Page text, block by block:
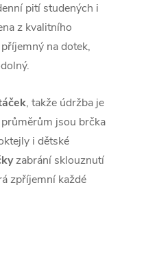
pití studených i
z kvalitního
na dotek,
, takže údržba je
jsou brčka
i dětské
zabrání sklouznutí
zpříjemní každé